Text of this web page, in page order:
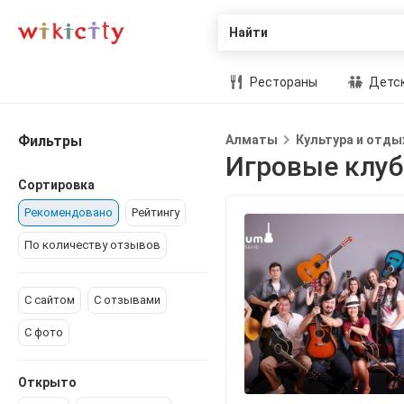
Найти
Рестораны
Фильтры
Сортировка
Рекомендовано Рейтингу
По количеству отзывов
С сайтом С отзывами
С фото
Открыто
Алматы Культура и
Игровые